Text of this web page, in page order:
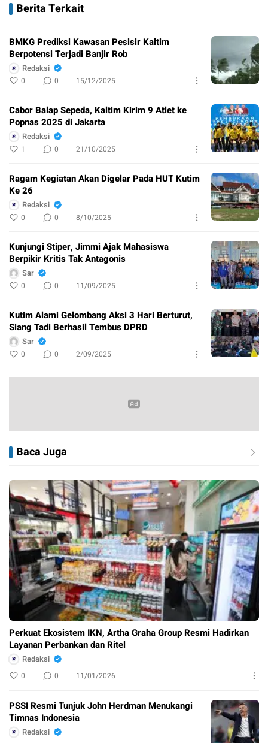
Berita Terkait
BMKG Prediksi Kawasan Pesisir Kaltim
Berpotensi Terjadi Banjir Rob
Redaksi
0 0 15/12/2025
Cabor Balap Sepeda, Kaltim Kirim 9 Atlet ke
Popnas 2025 di Jakarta
Redaksi
1 0 21/10/2025
Ragam Kegiatan Akan Digelar Pada HUT Kutim
Ke 26
Redaksi
0 0 8/10/2025
Kunjungi Stiper, Jimmi Ajak Mahasiswa
Berpikir Kritis Tak Antagonis
Sar
0 0 11/09/2025
Kutim Alami Gelombang Aksi 3 Hari Berturut,
Siang Tadi Berhasil Tembus DPRD
Sar
0 0 2/09/2025
Baca Juga
Perkuat Ekosistem IKN, Artha Graha Group Resmi Hadirkan
Layanan Perbankan dan Ritel
Redaksi
0 0 11/01/2026
PSSI Resmi Tunjuk John Herdman Menukangi
Timnas Indonesia
Redaksi